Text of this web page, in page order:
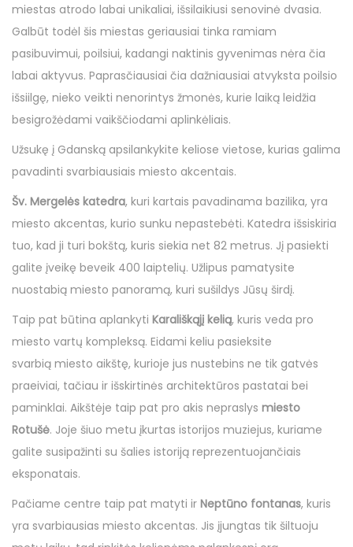
miestas atrodo labai unikaliai, išsilaikiusi senovinė dvasia.
Galbūt todėl šis miestas geriausiai tinka ramiam
pasibuvimui, poilsiui, kadangi naktinis gyvenimas nėra čia
labai aktyvus. Paprasčiausiai čia dažniausiai atvyksta poilsio
išsiilgę, nieko veikti nenorintys žmonės, kurie laiką leidžia
besigrožėdami vaikščiodami aplinkėliais.
Užsukę į Gdanską apsilankykite keliose vietose, kurias galima
pavadinti svarbiausiais miesto akcentais.
Šv. Mergelės katedra, kuri kartais pavadinama bazilika, yra
miesto akcentas, kurio sunku nepastebėti. Katedra išsiskiria
tuo, kad ji turi bokštą, kuris siekia net 82 metrus. Jį pasiekti
galite įveikę beveik 400 laiptelių. Užlipus pamatysite
nuostabią miesto panoramą, kuri sušildys Jūsų širdį.
Taip pat būtina aplankyti Karališkąjį kelią, kuris veda pro
miesto vartų kompleksą. Eidami keliu pasieksite
svarbią miesto aikštę, kurioje jus nustebins ne tik gatvės
praeiviai, tačiau ir išskirtinės architektūros pastatai bei
paminklai. Aikštėje taip pat pro akis nepraslys miesto
Rotušė. Joje šiuo metu įkurtas istorijos muziejus, kuriame
galite susipažinti su šalies istoriją reprezentuojančiais
eksponatais.
Pačiame centre taip pat matyti ir Neptūno fontanas, kuris
yra svarbiausias miesto akcentas. Jis įjungtas tik šiltuoju